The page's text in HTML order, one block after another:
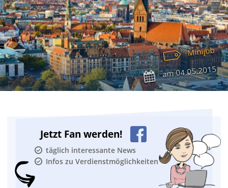
Minijob
am04.05.2015
Jetzt Fan werden!
täglich interessante News
Infos zu Verdienstmöglichkeiten